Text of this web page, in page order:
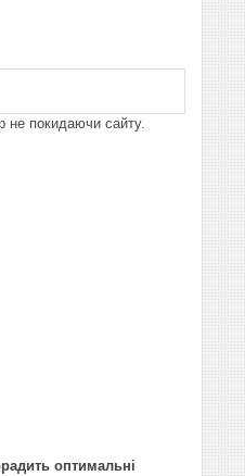
не покидаючи сайту.
оптимальні